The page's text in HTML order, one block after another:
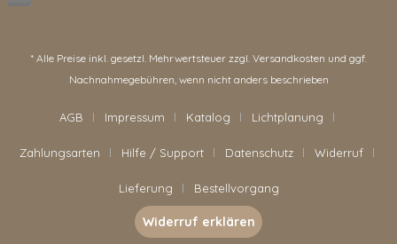
* Alle Preise inkl. gesetzl. Mehrwertsteuer zzgl. Versandkosten und ggf.
Nachnahmegebühren, wenn nicht anders beschrieben
AGB Impressum Katalog Lichtplanung
Zahlungsarten Hilfe / Support Datenschutz Widerruf
Lieferung Bestellvorgang
Widerruf erklären